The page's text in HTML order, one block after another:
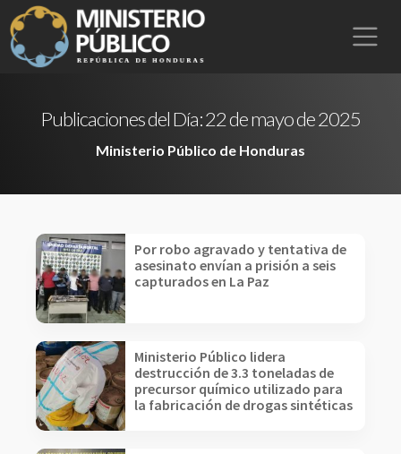
Publicaciones del Día:22 de mayo de 2025
Ministerio Público de Honduras
Por robo agravado y tentativa de
asesinato envían a prisión a seis
capturados en La Paz
Ministerio Público lidera
destrucción de 3.3 toneladas de
precursor químico utilizado para
la fabricación de drogas sintéticas